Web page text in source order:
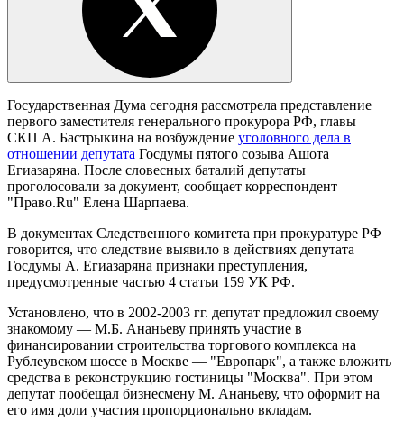
Государственная Дума сегодня рассмотрела представление
первого заместителя генерального прокурора РФ, главы
СКП А. Бастрыкина на возбуждение уголовного дела в
отношении депутата Госдумы пятого созыва Ашота
Егиазаряна. После словесных баталий депутаты
проголосовали за документ, сообщает корреспондент
"Право.Ru" Елена Шарпаева.
В документах Следственного комитета при прокуратуре РФ
говорится, что следствие выявило в действиях депутата
Госдумы А. Егиазаряна признаки преступления,
предусмотренные частью 4 статьи 159 УК РФ.
Установлено, что в 2002-2003 гг. депутат предложил своему
знакомому — М.Б. Ананьеву принять участие в
финансировании строительства торгового комплекса на
Рублеувском шоссе в Москве — "Европарк", а также вложить
средства в реконструкцию гостиницы "Москва". При этом
депутат пообещал бизнесмену М. Ананьеву, что оформит на
его имя доли участия пропорционально вкладам.